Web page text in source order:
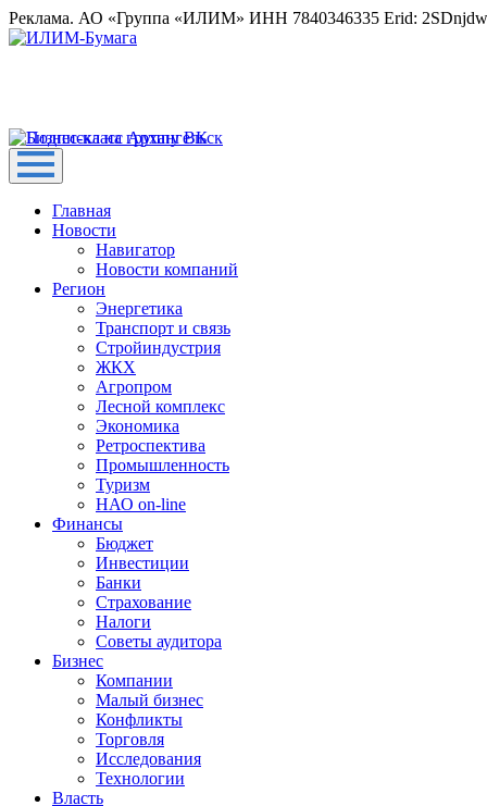
Реклама. АО «Группа «ИЛИМ» ИНН 7840346335 Erid:
Главная
Новости
Навигатор
Новости компаний
Регион
Энергетика
Транспорт и связь
Стройиндустрия
ЖКХ
Агропром
Лесной комплекс
Экономика
Ретроспектива
Промышленность
Туризм
НАО on-line
Финансы
Бюджет
Инвестиции
Банки
Страхование
Налоги
Советы аудитора
Бизнес
Компании
Малый бизнес
Конфликты
Торговля
Исследования
Технологии
Власть